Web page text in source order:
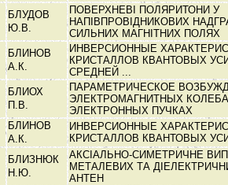
БЛУДОВ
Ю.В.
ПОВЕРХНЕВІ ПОЛЯРИТОНИ У
НАПІВПРОВІДНИКОВИХ
СИЛЬНИХ МАГНІТНИХ ПОЛЯХ
БЛИНОВ
А.К.
ИНВЕРСИОННЫЕ
КРИСТАЛЛОВ КВАНТОВЫХ
СРЕДНЕЙ ...
БЛИОХ
П.В.
ПАРАМЕТРИЧЕСКОЕ
ЭЛЕКТРОМАГНИТНЫХ
ЭЛЕКТРОННЫХ ПУЧКАХ
БЛИНОВ
А.К.
ИНВЕРСИОННЫЕ
КРИСТАЛЛОВ КВАНТОВЫХ
БЛИЗНЮК
Н.Ю.
АКСІАЛЬНО-СИМЕТРИЧНЕ
МЕТАЛЕВИХ ТА
АНТЕН